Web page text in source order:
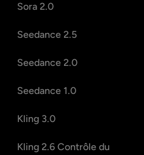
Sora 2.0
Seedance 2.5
Seedance 2.0
Seedance 1.0
Kling 3.0
Kling 2.6 Contrôle du